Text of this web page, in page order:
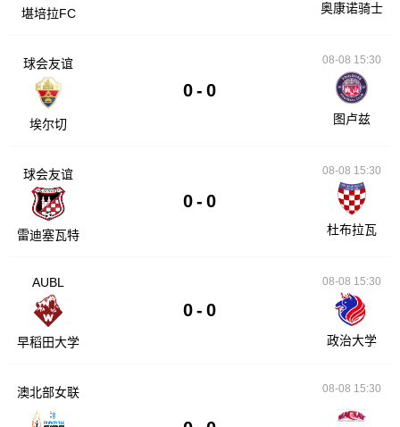
堪培拉FC 奥康诺骑士
球会友谊
埃尔切
0 - 0
08-08 15:30
图卢兹
球会友谊
雷迪塞瓦特
0 - 0
08-08 15:30
杜布拉瓦
AUBL
早稻田大学
0 - 0
08-08 15:30
政治大学
澳北部女联 08-08 15:30